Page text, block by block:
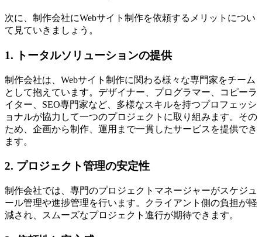
次に、制作会社にWebサイト制作を依頼するメリットについ
て見ていきましょう。
1. トータルソリューションの提供
制作会社は、Webサイト制作に関わる様々な専門家をチーム
として抱えています。デザイナー、プログラマー、コピーラ
イター、SEO専門家など、多様なスキルを持つプロフェッシ
ョナルが協力して一つのプロジェクトに取り組みます。その
ため、 企画から制作、運用まで一貫したサービスを提供でき
ます。
2. プロジェクト管理の安定性
制作会社では、専門のプロジェクトマネージャーがスケジュ
ール管理や進捗管理を行います。クライアント側の負担が軽
減され、スムーズなプロジェクト進行が期待できます。